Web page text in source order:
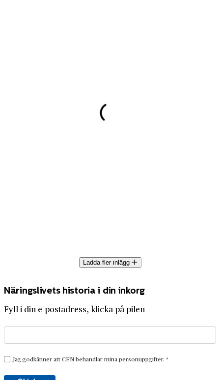
Ladda fler inlägg
Näringslivets historia i din inkorg
Fyll i din e-postadress, klicka på pilen